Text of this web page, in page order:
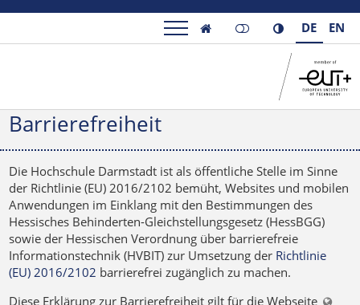
 DE EN
Barrierefreiheit
Die Hochschule Darmstadt ist als öffentliche Stelle im Sinne
der Richtlinie (EU) 2016/2102 bemüht, Websites und mobilen
Anwendungen im Einklang mit den Bestimmungen des
Hessisches Behinderten-Gleichstellungsgesetz (HessBGG)
sowie der Hessischen Verordnung über barrierefreie
Informationstechnik (HVBIT) zur Umsetzung der Richtlinie
(EU) 2016/2102 barrierefrei zugänglich zu machen.
Diese Erklärung zur Barrierefreiheit gilt für die Webseite